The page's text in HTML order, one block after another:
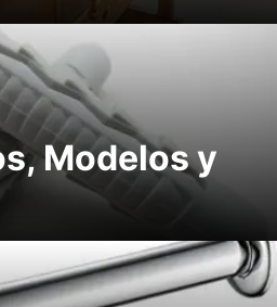
Modelos y